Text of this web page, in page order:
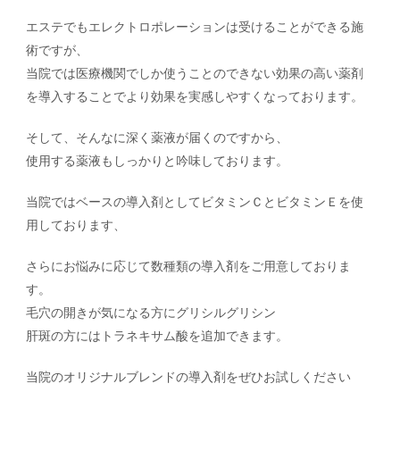
エステでもエレクトロポレーションは受けることができる施
術ですが、
当院では医療機関でしか使うことのできない効果の高い薬剤
を導入することでより効果を実感しやすくなっております。
そして、そんなに深く薬液が届くのですから、
使用する薬液もしっかりと吟味しております。
当院ではベースの導入剤としてビタミンＣとビタミンＥを使
用しております、
さらにお悩みに応じて数種類の導入剤をご用意しておりま
す。
毛穴の開きが気になる方にグリシルグリシン
肝斑の方にはトラネキサム酸を追加できます。
当院のオリジナルブレンドの導入剤をぜひお試しください